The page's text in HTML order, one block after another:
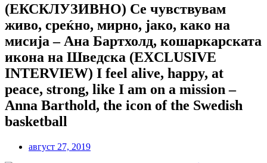
(ЕКСКЛУЗИВНО) Се чувствувам
живо, среќно, мирно, јако, како на
мисија – Ана Бартхолд, кошаркарската
икона на Шведска (EXCLUSIVE
INTERVIEW) I feel alive, happy, at
peace, strong, like I am on a mission –
Anna Barthold, the icon of the Swedish
basketball
август 27, 2019